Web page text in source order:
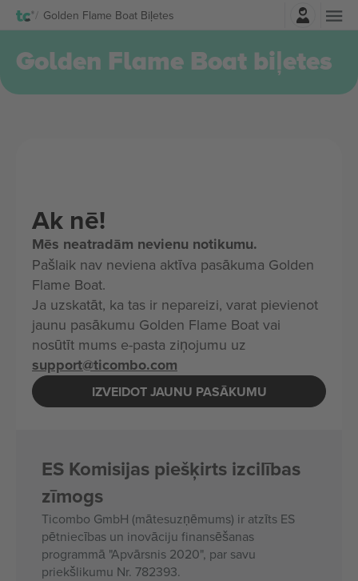
Golden Flame Boat Biļetes
Golden Flame Boat biļetes
Ak nē!
Mēs neatradām nevienu notikumu.
Pašlaik nav neviena aktīva pasākuma Golden
Flame Boat.
Ja uzskatāt, ka tas ir nepareizi, varat pievienot
jaunu pasākumu Golden Flame Boat vai
nosūtīt mums e-pasta ziņojumu uz
support@ticombo.com
IZVEIDOT JAUNU PASĀKUMU
ES Komisijas piešķirts izcilības
zīmogs
Ticombo GmbH (mātesuzņēmums) ir atzīts ES
pētniecības un inovāciju finansēšanas
programmā "Apvārsnis 2020", par savu
priekšlikumu Nr. 782393.